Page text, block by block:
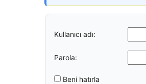
Kullanıcı adı:
Parola:
Beni hatırla